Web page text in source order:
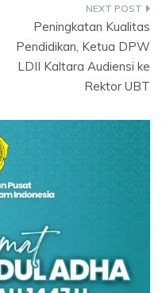
Peningkatan Kualitas
Pendidikan, Ketua DPW
LDII Kaltara Audiensi ke
Rektor UBT